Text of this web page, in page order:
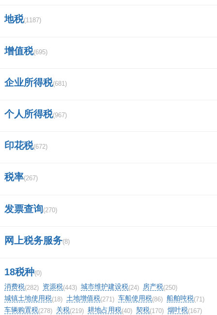
海通证券哈尔滨通江街营业部？
2019年新的证券法特点是什么制？
都提示密码错误，后来有说账户被锁定，是怎么
回事呀？
申港证券是正规的证券公司吗？
相关评论
我要评论
地税(1187)
增值税(695)
企业所得税(681)
个人所得税(967)
印花税(672)
税率(267)
发票查询(270)
网上税务服务(8)
18税种(0)
消费税(282) 资源税(443) 城市维护建设税(24) 房产税(250)
城镇土地使用税(18) 土地增值税(271) 车船使用税(86) 船舶吨税(71)
车辆购置税(278) 关税(219) 耕地占用税(40) 契税(170) 烟叶税(167)